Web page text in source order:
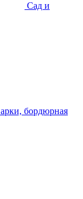
Сад и
бордюрная